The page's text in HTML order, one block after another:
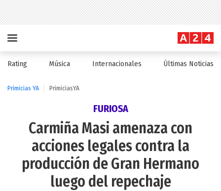
Rating Música Internacionales Últimas Noticias
Primicias YA PrimiciasYA
FURIOSA
Carmiña Masi amenaza con
acciones legales contra la
producción de Gran Hermano
luego del repechaje